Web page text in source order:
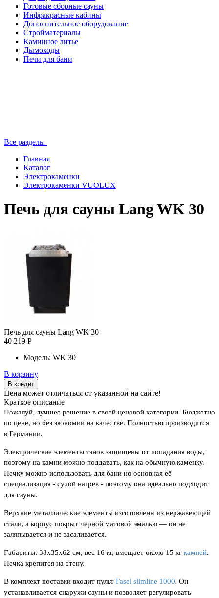
Готовые сборные сауны
Инфракрасные кабины
Дополнительное оборудование
Стройматериалы
Каминное литье
Дымоходы
Печи для бани
Все разделы
Главная
Каталог
Электрокаменки
Электрокаменки VUOLUX
Печь для сауны Lang WK 30
Печь для сауны Lang WK 30
40 219 Р
Модель: WK 30
В корзину
В кредит
Цена может отличаться от указанной на сайте!
Краткое описание
Пожалуй, лучшее решение в своей ценовой категории. Бюджетно
по цене, но без экономии на качестве. Полностью производится
в Германии.
Электрические элементы тэнов защищены от попадания воды,
поэтому на камни можно поддавать, как на обычную каменку.
Печку можно использовать для бани но основная её
специализация - сухой нагрев - поэтому она идеально подходит
для сауны.
Верхние металлические элементы изготовлены из нержавеющей
стали, а корпус покрыт черной матовой эмалью — он не
заляпывается и не засаливается.
Габариты: 38х35х62 см, вес 16 кг, вмещает около 15 кг камней.
Печка крепится на стену.
В комплект поставки входит пульт Fasel slimline 1000. Он
устанавливается снаружи сауны и позволяет регулировать